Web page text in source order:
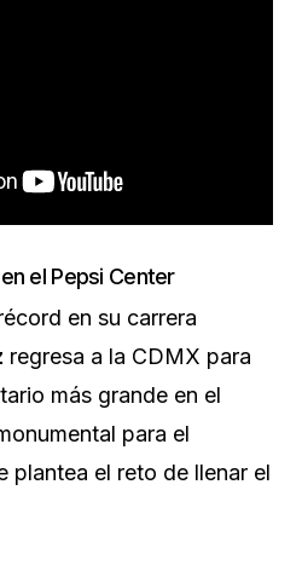
el Pepsi Center
en su carrera
regresa a la CDMX para
más grande en el
para el
plantea el reto de llenar el